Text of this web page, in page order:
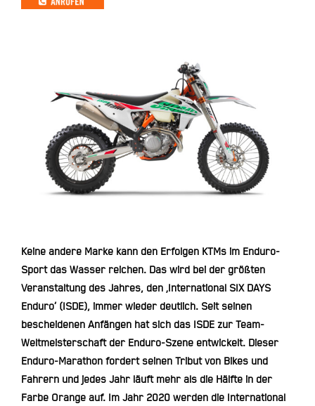
Keine andere Marke kann den Erfolgen KTMs im Enduro-
Sport das Wasser reichen. Das wird bei der größten
Veranstaltung des Jahres, den ‚International SIX DAYS
Enduro‘ (ISDE), immer wieder deutlich. Seit seinen
bescheidenen Anfängen hat sich das ISDE zur Team-
Weltmeisterschaft der Enduro-Szene entwickelt. Dieser
Enduro-Marathon fordert seinen Tribut von Bikes und
Fahrern und jedes Jahr läuft mehr als die Hälfte in der
Farbe Orange auf. Im Jahr 2020 werden die International